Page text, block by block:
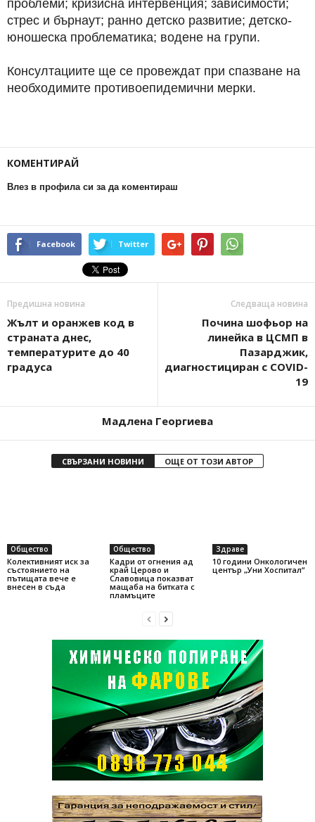
проблеми; кризисна интервенция; зависимости;
стрес и бърнаут; ранно детско развитие; детско-
юношеска проблематика; водене на групи.
Консултациите ще се провеждат при спазване на
необходимите противоепидемични мерки.
КОМЕНТИРАЙ
Влез в профила си за да коментираш
Facebook Twitter
Предишна новина
Жълт и оранжев код в
страната днес,
температурите до 40
градуса
Следваща новина
Почина шофьор на
линейка в ЦСМП в
Пазарджик,
диагностициран с COVID-
19
Мадлена Георгиева
СВЪРЗАНИ НОВИНИ ОЩЕ ОТ ТОЗИ АВТОР
Общество
Колективният иск за
състоянието на
пътищата вече е
внесен в съда
Общество
Кадри от огнения ад
край Церово и
Славовица показват
мащаба на битката с
пламъците
Здраве
10 години Онкологичен
център „Уни Хоспитал“